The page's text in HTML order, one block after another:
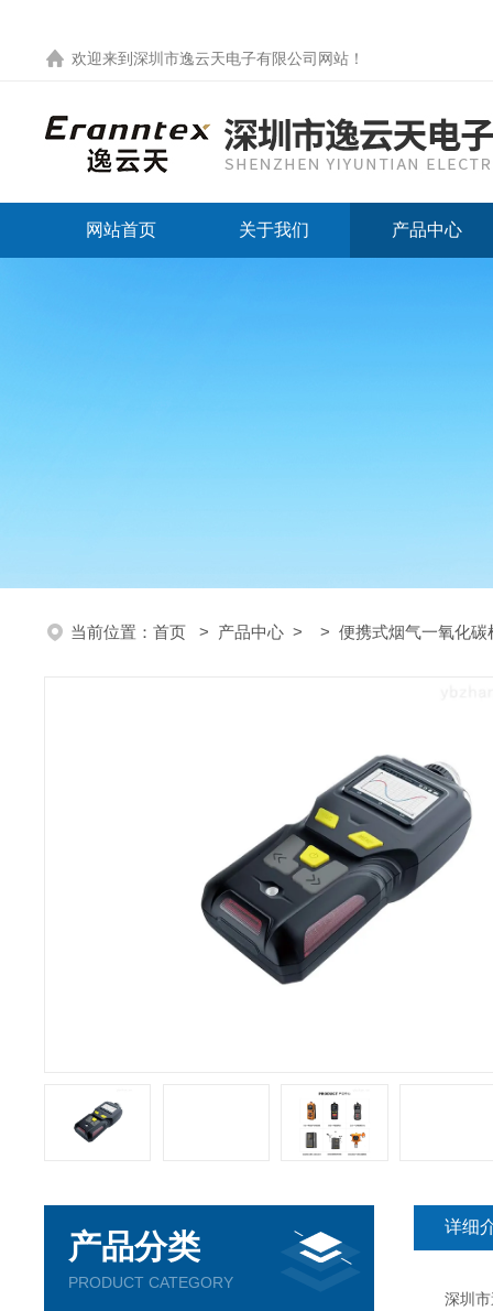
欢迎来到 深圳市逸云天电子有限公司网站 ！
网站首页 关于我们 产品中心
当前位置： 首页 > 产品中心 > > 便携式烟气一氧化碳
产品分类
PRODUCT CATEGORY
详细
深圳市逸